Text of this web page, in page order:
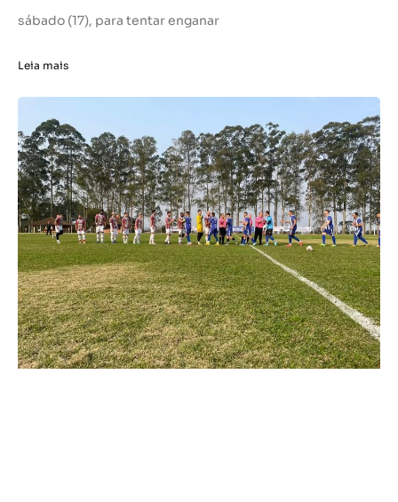
sábado (17), para tentar enganar
Leia mais